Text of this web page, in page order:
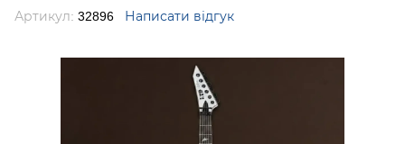
Артикул: 32896 Написати відгук